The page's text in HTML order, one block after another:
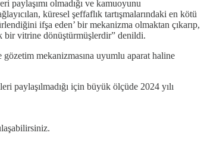
paylaşımı olmadığı ve kamuoyunu
küresel şeffaflık tartışmalarındaki en kötü
ifşa eden’ bir mekanizma olmaktan çıkarıp,
bir vitrine dönüştürmüşlerdir” denildi.
mekanizmasına uyumlu aparat haline
paylaşılmadığı için büyük ölçüde 2024 yılı